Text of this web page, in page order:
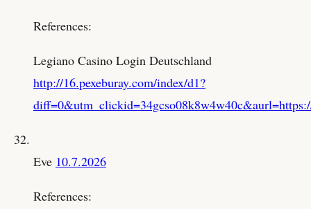
References:
Legiano Casino Login Deutschland
http://16.pexeburay.com/index/d1?
Eve 10.7.2026
References: